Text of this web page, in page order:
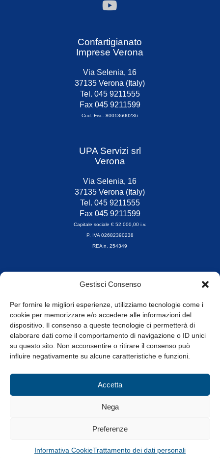
Gestisci Consenso
Per fornire le migliori esperienze, utilizziamo tecnologie come i
cookie per memorizzare e/o accedere alle informazioni del
dispositivo. Il consenso a queste tecnologie ci permetterà di
elaborare dati come il comportamento di navigazione o ID unici
su questo sito. Non acconsentire o ritirare il consenso può
influire negativamente su alcune caratteristiche e funzioni.
Accetta
Nega
Preferenze
Informativa CookieTrattamento dei dati personali
Confartigianato
Imprese Verona
Via Selenia, 16
37135 Verona (Italy)
Tel. 045 9211555
Fax 045 9211599
Cod. Fisc. 80013600236
UPA Servizi srl
Verona
Via Selenia, 16
37135 Verona (Italy)
Tel. 045 9211555
Fax 045 9211599
Capitale sociale € 52.000,00 i.v.
P. IVA 02682390238
REA n. 254349
Orari di apertura
8.30-13.00 / 14.00-17.30
Whistleblowing
© Tutti i diritti riservati
Privacy Policy e Cookie|Informativa Cookie